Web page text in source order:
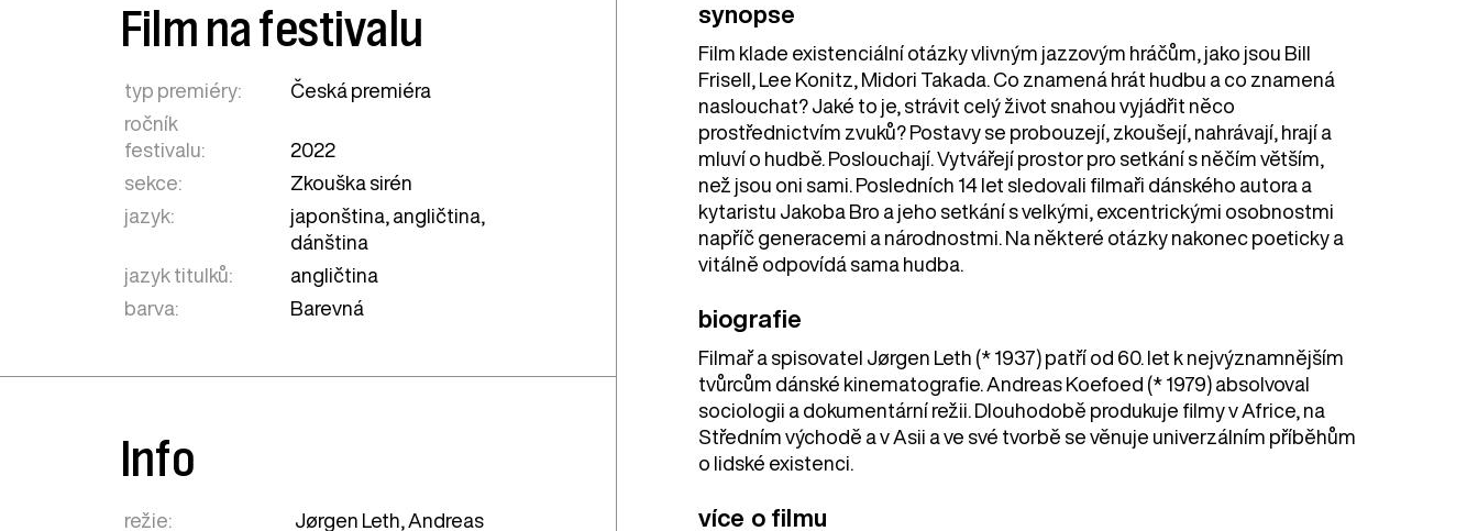
synopse
Film klade existenciální otázky vlivným jazzovým hráčům, jako jsou Bill
Frisell, Lee Konitz, Midori Takada. Co znamená hrát hudbu a co znamená
naslouchat? Jaké to je, strávit celý život snahou vyjádřit něco
prostřednictvím zvuků? Postavy se probouzejí, zkoušejí, nahrávají, hrají a
mluví o hudbě. Poslouchají. Vytvářejí prostor pro setkání s něčím větším,
než jsou oni sami. Posledních 14 let sledovali filmaři dánského autora a
kytaristu Jakoba Bro a jeho setkání s velkými, excentrickými osobnostmi
napříč generacemi a národnostmi. Na některé otázky nakonec poeticky a
vitálně odpovídá sama hudba.
biografie
Filmař a spisovatel Jørgen Leth (* 1937) patří od 60. let k nejvýznamnějším
tvůrcům dánské kinematografie. Andreas Koefoed (* 1979) absolvoval
sociologii a dokumentární režii. Dlouhodobě produkuje filmy v Africe, na
Středním východě a v Asii a ve své tvorbě se věnuje univerzálním příběhům
o lidské existenci.
více o filmu
Film na festivalu
typ premiéry:
Česká premiéra
ročník
festivalu:
2022
sekce:
Zkouška sirén
jazyk:
japonština, angličtina,
dánština
jazyk titulků:
angličtina
barva:
Barevná
Info
režie:
Jørgen Leth, Andreas